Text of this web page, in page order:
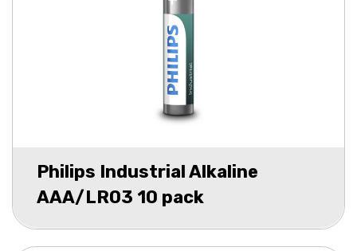
Philips Industrial Alkaline
AAA/LR03 10 pack